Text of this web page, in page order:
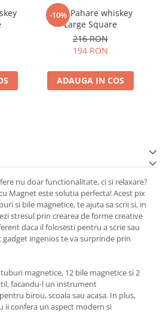
-10%
Set 6 Pahare whiskey
Large Square
216 RON
194 RON
ADAUGA IN COS
nu doar functionalitate, ci si relaxare?
Magnet este solutia perfecta! Acest pix
si bile magnetice, te ajuta sa scrii si, in
stresul prin crearea de forme creative
daca il folosesti pentru a scrie sau
gadget ingenios te va surprinde prin
magnetice, 12 bile magnetice si 2
facandu-l un instrument
birou, scoala sau acasa. In plus,
ii confera un aspect modern si